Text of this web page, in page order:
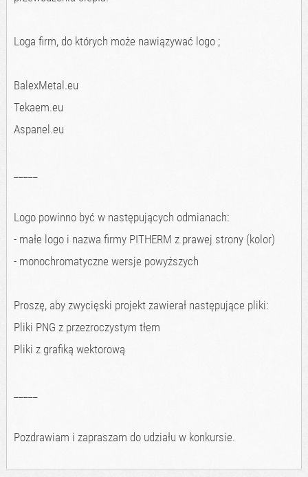
Loga firm, do których może nawiązywać logo ;
BalexMetal.eu
Tekaem.eu
Aspanel.eu
Logo powinno być w następujących odmianach:
- małe logo i nazwa firmy PITHERM z prawej strony (kolor)
- monochromatyczne wersje powyższych
Proszę, aby zwycięski projekt zawierał następujące pliki:
Pliki PNG z przezroczystym tłem
Pliki z grafiką wektorową
Pozdrawiam i zapraszam do udziału w konkursie.